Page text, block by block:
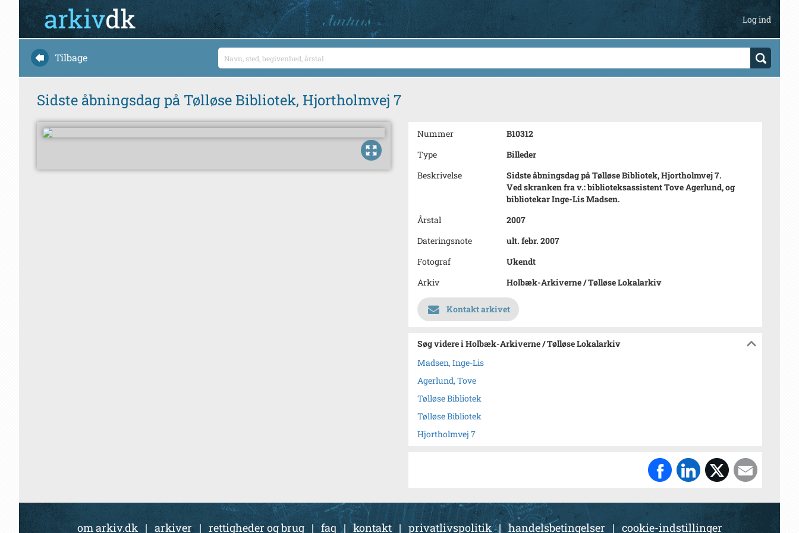
Log ind
Tilbage
Sidste åbningsdag på Tølløse Bibliotek, Hjortholmvej 7
Nummer
B10312
Type
Billeder
Beskrivelse
Sidste åbningsdag på Tølløse Bibliotek, Hjortholmvej 7.
Ved skranken fra v.: biblioteksassistent Tove Agerlund, og
bibliotekar Inge-Lis Madsen.
Årstal
2007
Dateringsnote
ult. febr. 2007
Fotograf
Ukendt
Arkiv
Holbæk-Arkiverne / Tølløse Lokalarkiv
Kontakt arkivet
Søg videre i Holbæk-Arkiverne / Tølløse Lokalarkiv
Madsen, Inge-Lis
Agerlund, Tove
Tølløse Bibliotek
Tølløse Bibliotek
Hjortholmvej 7
om arkiv.dk | arkiver| rettigheder og brug|faq |kontakt| privatlivspolitik|handelsbetingelser | cookie-indstillinger